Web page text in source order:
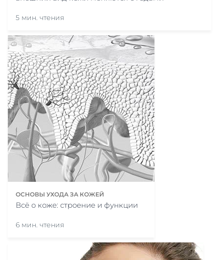
5 мин. чтения
ОСНОВЫ УХОДА ЗА КОЖЕЙ
Всё о коже: строение и функции
6 мин. чтения